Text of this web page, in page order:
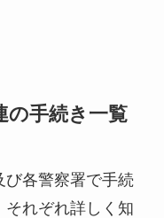
の手続き一覧
各警察署で手続
それぞれ詳しく知